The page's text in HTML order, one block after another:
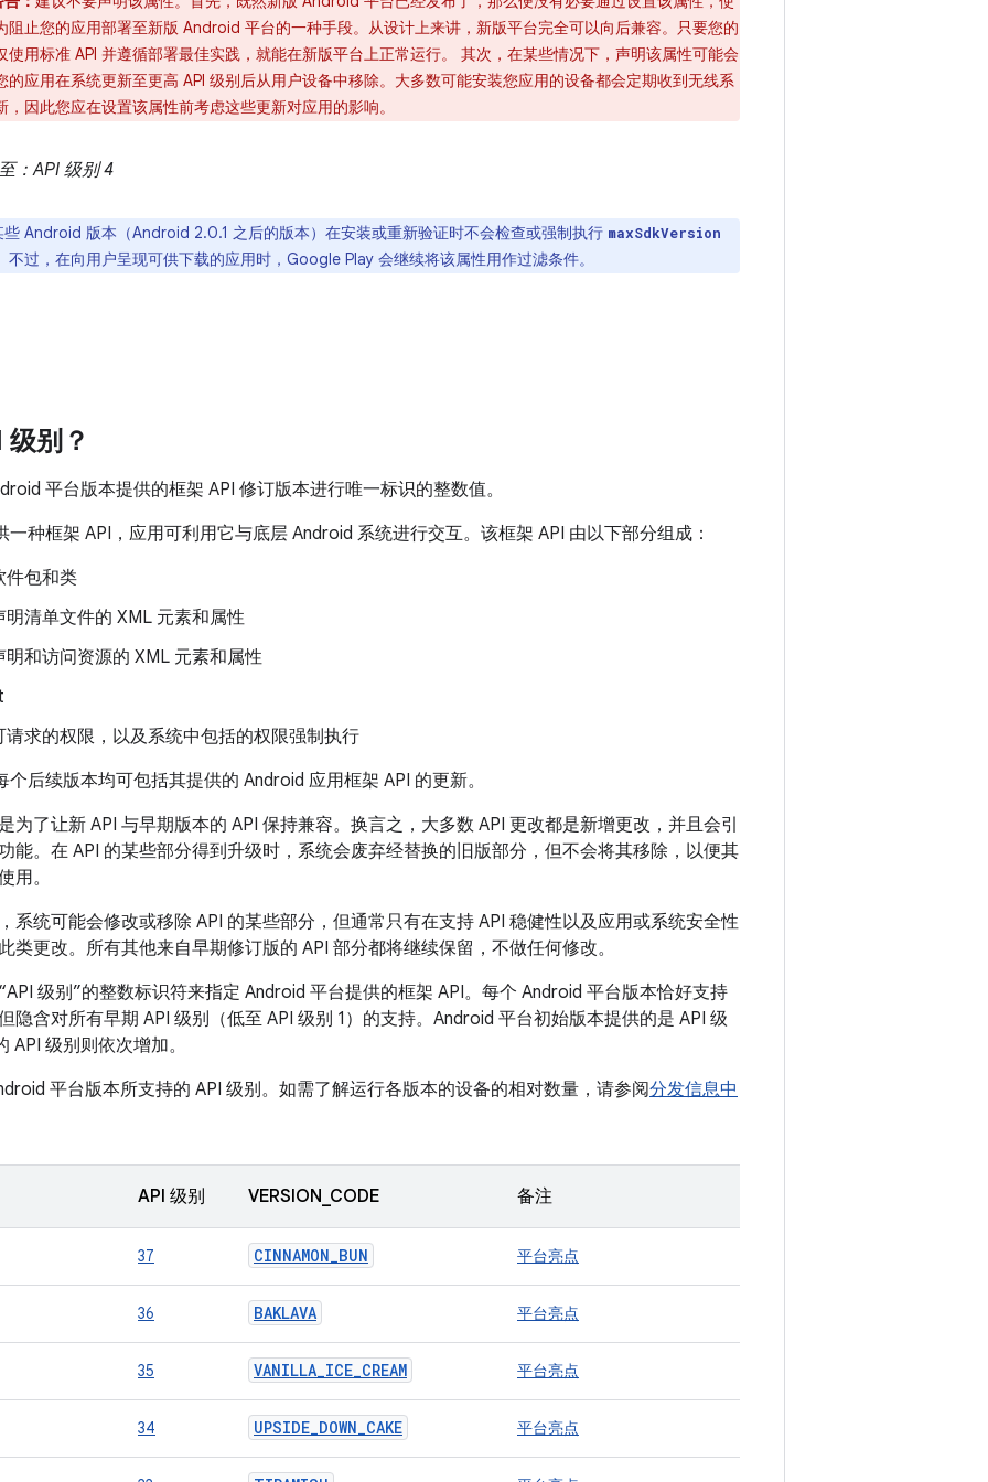
阻止您的应用部署至新版 Android 平台的一种手段。从设计上来讲，新版平台完全可以向后兼容。只要您的
使用标准 API 并遵循部署最佳实践，就能在新版平台上正常运行。 其次，在某些情况下，声明该属性可能会
的应用在系统更新至更高 API 级别后从用户设备中移除。大多数可能安装您应用的设备都会定期收到无线系
，因此您应在设置该属性前考虑这些更新对应用的影响。
：API 级别 4
些 Android 版本（Android 2.0.1 之后的版本）在安装或重新验证时不会检查或强制执行 maxSdkVersion
不过，在向用户呈现可供下载的应用时，Google Play 会继续将该属性用作过滤条件。
别？
平台版本提供的框架 API 修订版本进行唯一标识的整数值。
一种框架 API，应用可利用它与底层 Android 系统进行交互。该框架 API 由以下部分组成：
件包和类
明清单文件的 XML 元素和属性
明和访问资源的 XML 元素和属性
请求的权限，以及系统中包括的权限强制执行
个后续版本均可包括其提供的 Android 应用框架 API 的更新。
为了让新 API 与早期版本的 API 保持兼容。换言之，大多数 API 更改都是新增更改，并且会引
能。在 API 的某些部分得到升级时，系统会废弃经替换的旧版部分，但不会将其移除，以便其
用。
系统可能会修改或移除 API 的某些部分，但通常只有在支持 API 稳健性以及应用或系统安全性
类更改。所有其他来自早期修订版的 API 部分都将继续保留，不做任何修改。
级别”的整数标识符来指定 Android 平台提供的框架 API。 每个 Android 平台版本恰好支持
隐含对所有早期 API 级别（低至 API 级别 1）的支持。Android 平台初始版本提供的是 API 级
API 级别则依次增加。
平台版本所支持的 API 级别。如需了解运行各版本的设备的相对数量，请参阅分发信息中
API 级别 VERSION_CODE 备注
37 CINNAMON_BUN 平台亮点
36 BAKLAVA 平台亮点
35 VANILLA_ICE_CREAM 平台亮点
34 UPSIDE_DOWN_CAKE 平台亮点